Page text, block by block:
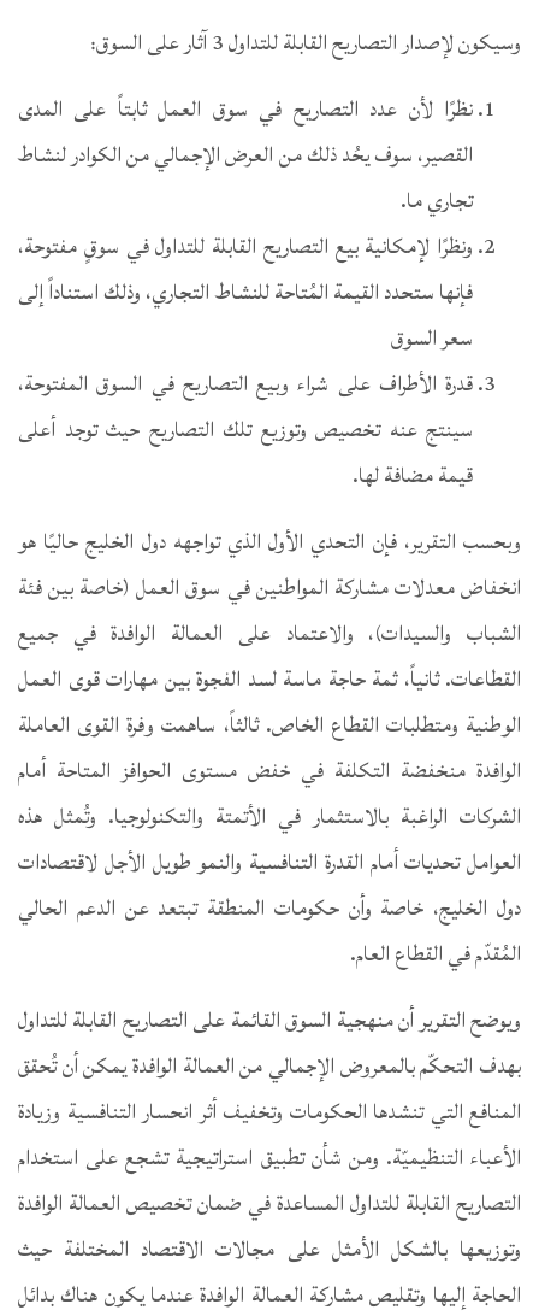
وسيكون لإصدار التصاريح القابلة للتداول 3 آثار على السوق:
نظرًا لأن عدد التصاريح في سوق العمل ثابتاً على المدى
القصير، سوف يحُد ذلك من العرض الإجمالي من الكوادر لنشاط
تجاري ما.
ونظرًا لإمكانية بيع التصاريح القابلة للتداول في سوقٍ مفتوحة،
فإنها ستحدد القيمة المُتاحة للنشاط التجاري، وذلك استناداً إلى
سعر السوق
قدرة الأطراف على شراء وبيع التصاريح في السوق المفتوحة،
سينتج عنه تخصيص وتوزيع تلك التصاريح حيث توجد أعلى
قيمة مضافة لها.
وبحسب التقرير، فإن التحدي الأول الذي تواجهه دول الخليج حاليًا هو
انخفاض معدلات مشاركة المواطنين في سوق العمل (خاصة بين فئة
الشباب والسيدات)، والاعتماد على العمالة الوافدة في جميع
القطاعات. ثانياً، ثمة حاجة ماسة لسد الفجوة بين مهارات قوى العمل
الوطنية ومتطلبات القطاع الخاص. ثالثاً، ساهمت وفرة القوى العاملة
الوافدة منخفضة التكلفة في خفض مستوى الحوافز المتاحة أمام
الشركات الراغبة بالاستثمار في الأتمتة والتكنولوجيا. وتُمثل هذه
العوامل تحديات أمام القدرة التنافسية والنمو طويل الأجل لاقتصادات
دول الخليج، خاصة وأن حكومات المنطقة تبتعد عن الدعم الحالي
المُقدّم في القطاع العام.
ويوضح التقرير أن منهجية السوق القائمة على التصاريح القابلة للتداول
بهدف التحكّم بالمعروض الإجمالي من العمالة الوافدة يمكن أن تُحقق
المنافع التي تنشدها الحكومات وتخفيف أثر انحسار التنافسية وزيادة
الأعباء التنظيميّة. ومن شأن تطبيق استراتيجية تشجع على استخدام
التصاريح القابلة للتداول المساعدة في ضمان تخصيص العمالة الوافدة
وتوزيعها بالشكل الأمثل على مجالات الاقتصاد المختلفة حيث
الحاجة إليها وتقليص مشاركة العمالة الوافدة عندما يكون هناك بدائل